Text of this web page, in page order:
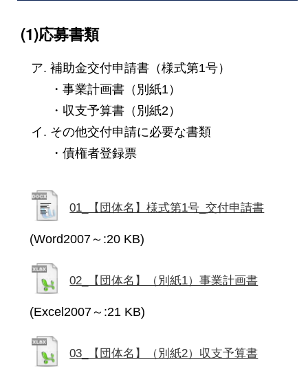
(1)応募書類
補助金交付申請書（様式第1号）
・事業計画書（別紙1）
・収支予算書（別紙2）
その他交付申請に必要な書類
・債権者登録票
01_【団体名】様式第1号_交付申請書
(Word2007～:20 KB)
02_【団体名】（別紙1）事業計画書
(Excel2007～:21 KB)
03_【団体名】（別紙2）収支予算書